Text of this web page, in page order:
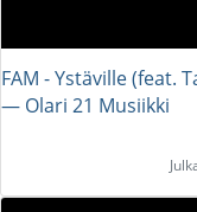
FAM - Ystäville (feat.
― Olari 21 Musiikki